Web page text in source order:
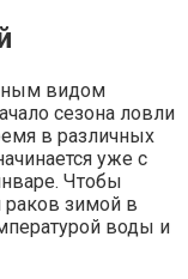
видом
сезона ловли
в различных
уже с
Чтобы
раков зимой в
воды и